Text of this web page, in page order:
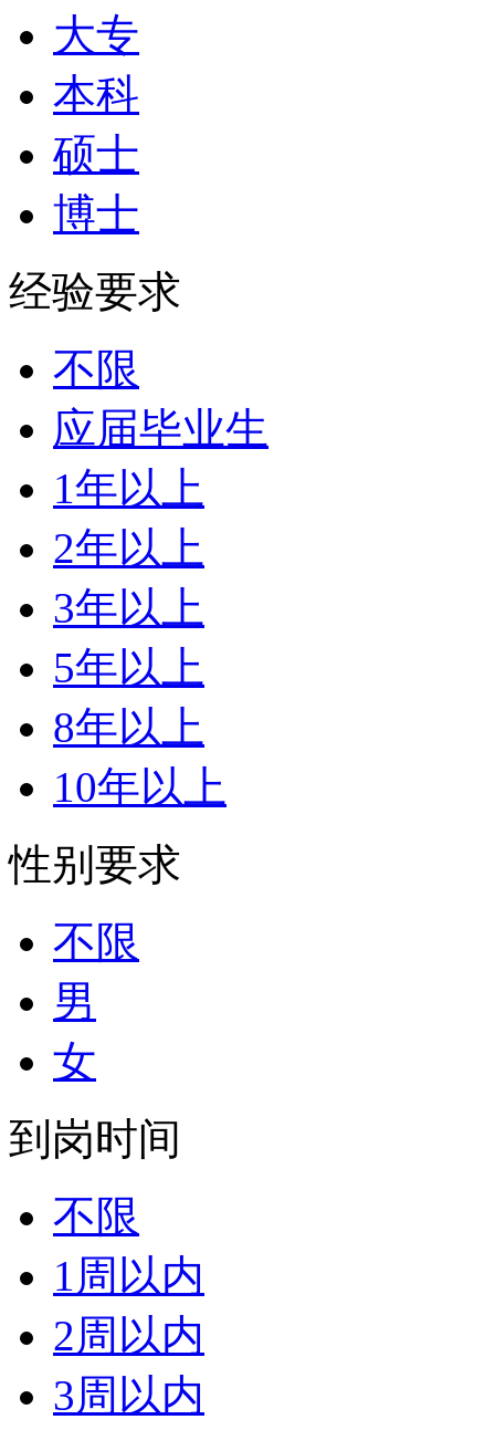
大专
本科
硕士
博士
经验要求
不限
应届毕业生
1年以上
2年以上
3年以上
5年以上
8年以上
10年以上
性别要求
不限
男
女
到岗时间
不限
1周以内
2周以内
3周以内